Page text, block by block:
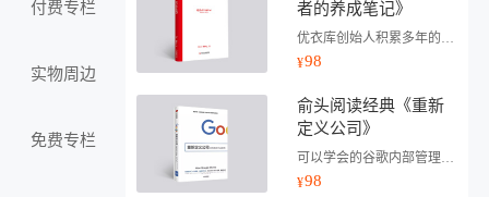
付费专栏
实物周边
免费专栏
者的养成笔记》
优衣库创始人积累多年的管理经验
¥98
俞头阅读经典《重新
定义公司》
可以学会的谷歌内部管理、运营方法
¥98